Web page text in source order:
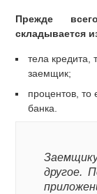
Прежде
складывается
тела кредита,
заемщик;
процентов, то
банка.
другое.